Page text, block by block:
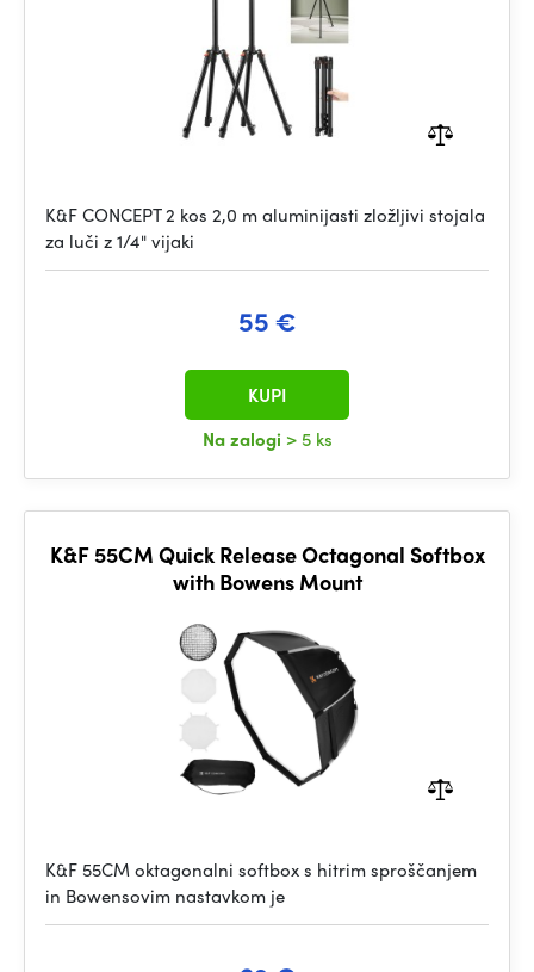
K&F CONCEPT 2 kos 2,0 m aluminijasti zložljivi stojala
za luči z 1/4" vijaki
55 €
Na zalogi > 5 ks
KUPI
K&F 55CM Quick Release Octagonal Softbox
with Bowens Mount
K&F 55CM oktagonalni softbox s hitrim sproščanjem
in Bowensovim nastavkom je